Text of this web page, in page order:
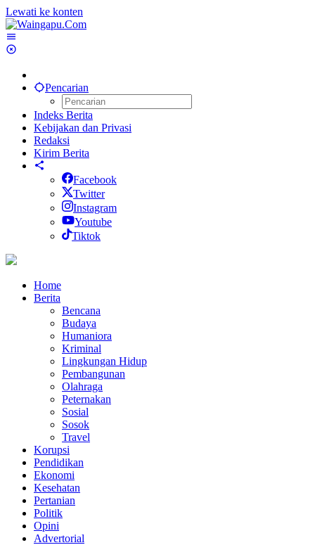
Lewati ke konten
Pencarian
Indeks Berita
Kebijakan dan Privasi
Redaksi
Kirim Berita
Facebook
Twitter
Instagram
Youtube
Tiktok
Home
Berita
Bencana
Budaya
Humaniora
Kriminal
Lingkungan Hidup
Pembangunan
Olahraga
Peternakan
Sosial
Sosok
Travel
Korupsi
Pendidikan
Ekonomi
Kesehatan
Pertanian
Politik
Opini
Advertorial